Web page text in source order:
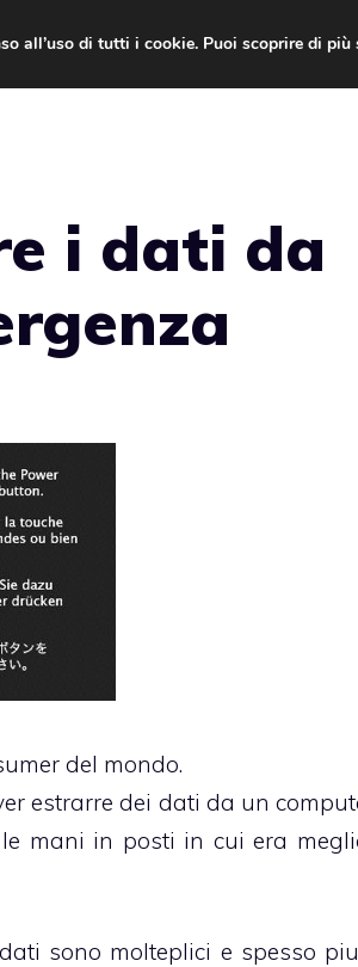
i dati da
del mondo.
estrarre dei dati da un
mani in posti in cui era
sono molteplici e spesso
all’uso di tutti i cookie. Puoi scoprire di